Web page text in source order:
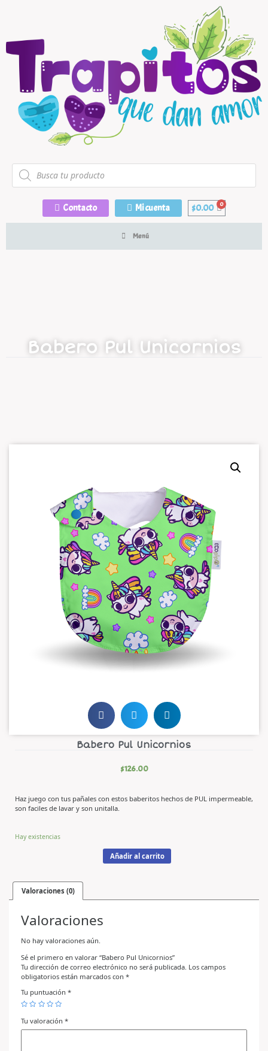
Contacto Mi cuenta $0.00
Menú
Babero Pul Unicornios
Babero Pul Unicornios
$126.00
Haz juego con tus pañales con estos baberitos hechos de PUL impermeable,
son faciles de lavar y son unitalla.
Hay existencias
Añadir al carrito
Valoraciones (0)
Valoraciones
No hay valoraciones aún.
Sé el primero en valorar “Babero Pul Unicornios”
Tu dirección de correo electrónico no será publicada. Los campos
obligatorios están marcados con *
Tu puntuación *
Tu valoración *